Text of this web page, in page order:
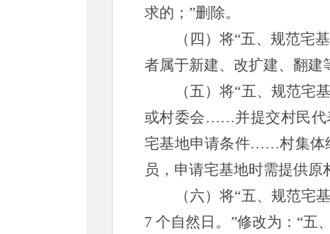
求的； ”删除。
（四） 将“五、规范宅
者属于新建、改扩建、翻建
（五）将“五、规范宅
或村委会……并提交村民代
宅基地申请条件……村集体
员，申请宅基地时需提供原
（六）将“五、规范宅
7 个自然日。”修改为：“